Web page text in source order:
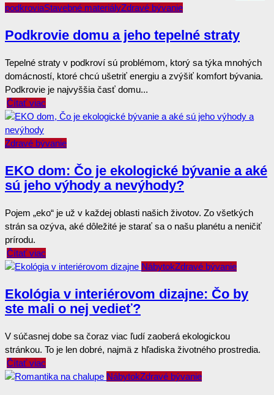
podkroviaStavebné materiályZdravé bývanie
Podkrovie domu a jeho tepelné straty
Tepelné straty v podkroví sú problémom, ktorý sa týka mnohých
domácností, ktoré chcú ušetriť energiu a zvýšiť komfort bývania.
Podkrovie je najvyššia časť domu...
Čítať viac
Zdravé bývanie
EKO dom: Čo je ekologické bývanie a aké
sú jeho výhody a nevýhody?
Pojem „eko“ je už v každej oblasti našich životov. Zo všetkých
strán sa ozýva, aké dôležité je starať sa o našu planétu a neničiť
prírodu.
Čítať viac
NábytokZdravé bývanie
Ekológia v interiérovom dizajne: Čo by
ste mali o nej vedieť?
V súčasnej dobe sa čoraz viac ľudí zaoberá ekologickou
stránkou. To je len dobré, najmä z hľadiska životného prostredia.
Čítať viac
NábytokZdravé bývanie